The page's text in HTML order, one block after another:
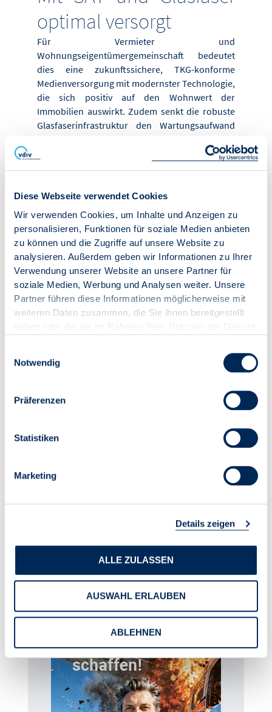
Diese Webseite verwendet Cookies
Wir verwenden Cookies, um Inhalte und Anzeigen zu
personalisieren, Funktionen für soziale Medien anbieten
zu können und die Zugriffe auf unsere Website zu
analysieren. Außerdem geben wir Informationen zu Ihrer
Verwendung unserer Website an unsere Partner für
soziale Medien, Werbung und Analysen weiter. Unsere
Partner führen diese Informationen möglicherweise mit
weiteren Daten zusammen, die Sie ihnen bereitgestellt
haben oder die sie im Rahmen Ihrer Nutzung der Dienste
Notwendig
Präferenzen
Statistiken
Marketing
Details zeigen
ALLE ZULASSEN
AUSWAHL ERLAUBEN
ABLEHNEN
optimal versorgt
Für Vermieter und
Wohnungseigentümergemeinschaft bedeutet
dies eine zukunftssichere, TKG-konforme
Medienversorgung mit modernster Technologie,
die sich positiv auf den Wohnwert der
Immobilien auswirkt. Zudem senkt die robuste
Glasfaserinfrastruktur den Wartungsaufwand
erheblich und minimiert Ausfallzeiten. Auch
bleiben Wartungs- und Instandsetzungskosten
Für Bewohner bedeutet diese
Medienversorgung eine höhere Wohnqualität:
Die zentrale SAT-Anlage versorgt alle Haushalte
zuverlässig mit einer großen Auswahl an
Programmen über Satellit – und das ohne
monatliche Empfangsgebühren. Über die
zusätzliche Fremdsprachenversorgung werden
alle Mieterwünsche erfüllt, sodass komplett auf
private Satellitenschüssel an der Fassade oder
Zudem bietet SAT-TV über Glasfaser eine
einfache Handhabung ohne Zusatzgeräte oder
universellen Glasfaseranschlüsse in jeder
Wohnung können die Bewohner außerdem frei
wählen.